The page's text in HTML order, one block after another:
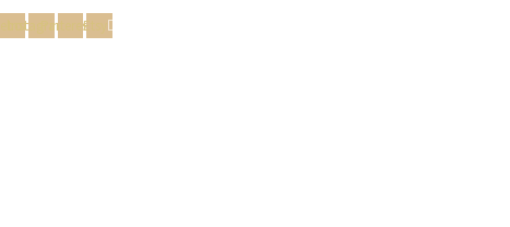
InstagramPinterestEtsy